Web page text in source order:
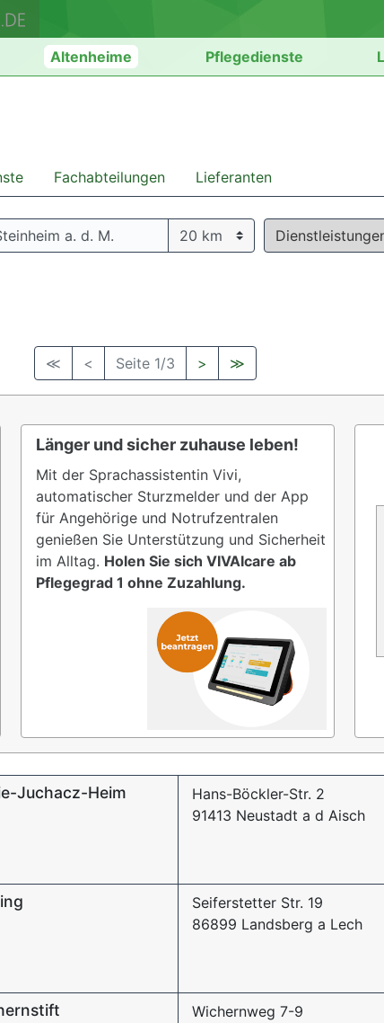
Altenheime Pflegedienste
Fachabteilungen Lieferanten
≪ < Seite 1/3 > ≫
Länger und sicher zuhause leben!
Mit der Sprachassistentin Vivi,
automatischer Sturzmelder und der App
für Angehörige und Notrufzentralen
genießen Sie Unterstützung und Sicherheit
im Alltag. Holen Sie sich VIVAIcare ab
Pflegegrad 1 ohne Zuzahlung.
Juchacz-Heim
Hans-Böckler-Str. 2
91413 Neustadt a d Aisch
Seiferstetter Str. 19
86899 Landsberg a Lech
Wichernweg 7-9